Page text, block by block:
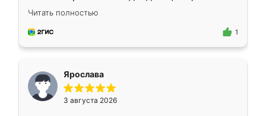
короткие сроки изготовления. Приехавший
для замера сотрудник Владислав
предложил по моему эскизу самый
Читать полностью
1
Ярослава
3 августа 2026